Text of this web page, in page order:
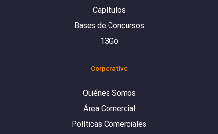
Capítulos
Bases de Concursos
13Go
Corporativo
Quiénes Somos
Área Comercial
Políticas Comerciales